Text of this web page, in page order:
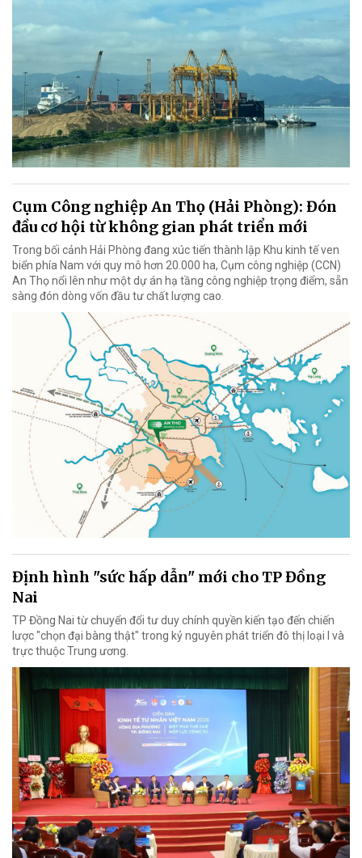
Cụm Công nghiệp An Thọ (Hải Phòng): Đón
đầu cơ hội từ không gian phát triển mới
Trong bối cảnh Hải Phòng đang xúc tiến thành lập Khu kinh tế ven
biển phía Nam với quy mô hơn 20.000 ha, Cụm công nghiệp (CCN)
An Thọ nổi lên như một dự án hạ tầng công nghiệp trọng điểm, sẵn
sàng đón dòng vốn đầu tư chất lượng cao.
Định hình "sức hấp dẫn" mới cho TP Đồng
Nai
TP Đồng Nai từ chuyển đổi tư duy chính quyền kiến tạo đến chiến
lược "chọn đại bàng thật" trong kỷ nguyên phát triển đô thị loại I và
trực thuộc Trung ương.